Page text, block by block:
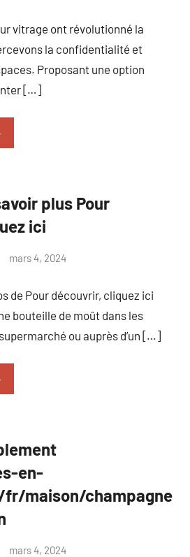
vitrage ont révolutionné la
la confidentialité et
Proposant une option
[…]
plus Pour
ici
mars 4, 2024
de Pour découvrir, cliquez ici
bouteille de moût dans les
ou auprès d’un […]
en-
maison/champagne
mars 4, 2024